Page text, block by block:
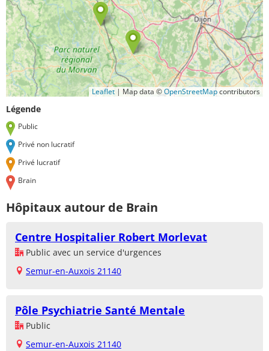
Leaflet | Map data ©OpenStreetMapcontributors
Légende
Public
Privé non lucratif
Privé lucratif
Brain
Hôpitaux autour de Brain
Centre Hospitalier Robert Morlevat
Public avec un service d'urgences
Semur-en-Auxois 21140
Pôle Psychiatrie Santé Mentale
Public
Semur-en-Auxois 21140